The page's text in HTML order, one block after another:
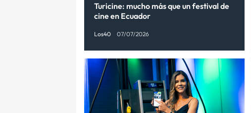
Turicine: mucho más que un festival de
cine en Ecuador
Los40 07/07/2026